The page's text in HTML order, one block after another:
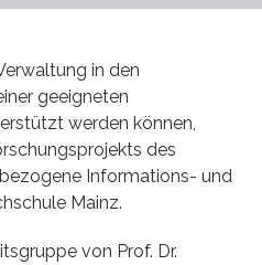
in den
geeigneten
werden können,
des
Informations- und
Mainz.
von Prof. Dr.